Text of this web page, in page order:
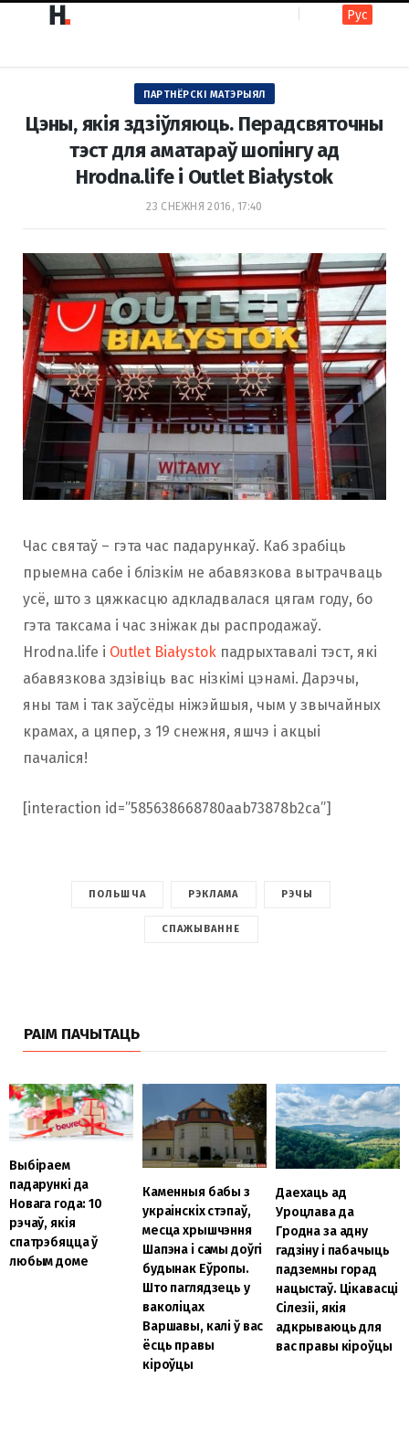
c
b
o
o
k
s
a
g
r
a
Рус
ПАРТНЁРСКІ МАТЭРЫЯЛ
Цэны, якія здзіўляюць. Перадсвяточны
тэст для аматараў шопінгу ад
Hrodna.life і Outlet Białystok
23 СНЕЖНЯ 2016, 17:40
Час святаў – гэта час падарункаў. Каб зрабіць
прыемна сабе і блізкім не абавязкова вытрачваць
усё, што з цяжкасцю адкладвалася цягам году, бо
гэта таксама і час зніжак ды распродажаў.
Hrodna.life і Outlet Białystok падрыхтавалі тэст, які
абавязкова здзівіць вас нізкімі цэнамі. Дарэчы,
яны там і так заўсёды ніжэйшыя, чым у звычайных
крамах, а цяпер, з 19 снежня, яшчэ і акцыі
пачаліся!
[interaction id=”585638668780aab73878b2ca”]
ПОЛЬШЧА РЭКЛАМА РЭЧЫ
СПАЖЫВАННЕ
РАІМ ПАЧЫТАЦЬ
Выбіраем
падарункі да
Новага года: 10
рэчаў, якія
спатрэбяцца ў
любым доме
Каменныя бабы з
украінскіх стэпаў,
месца хрышчэння
Шапэна і самы доўгі
будынак Еўропы.
Што паглядзець у
ваколіцах
Варшавы, калі ў вас
ёсць правы
кіроўцы
Даехаць ад
Уроцлава да
Гродна за адну
гадзіну і пабачыць
падземны горад
нацыстаў. Цікавасці
Сілезіі, якія
адкрываюць для
вас правы кіроўцы